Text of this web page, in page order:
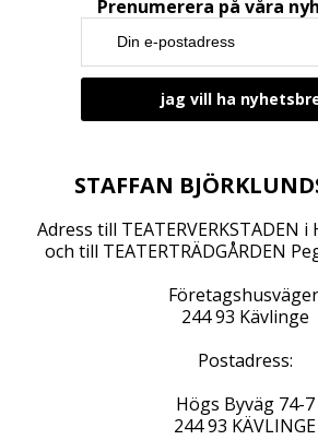
Prenumerera på våra
STAFFAN
Adress till TEATERVERKSTADEN
och till TEATERTRÄDGÅRDEN
244 93 Kävlinge
Postadress:
Högs Byväg 74-7
244 93 KÄVLINGE